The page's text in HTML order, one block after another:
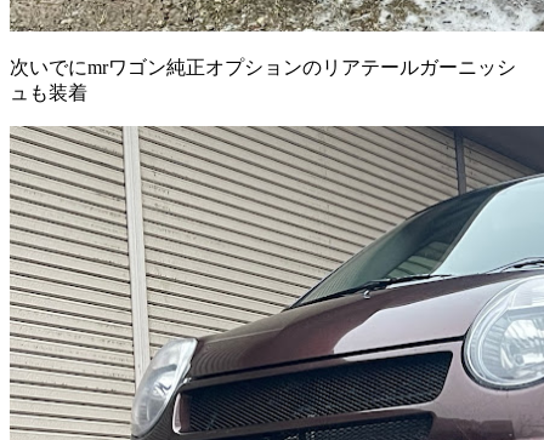
次いでにmrワゴン純正オプションのリアテールガーニッシ
ュも装着